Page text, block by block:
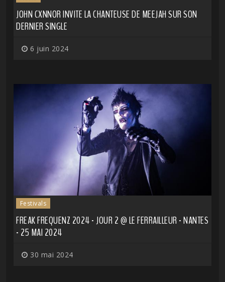
JOHN CXNNOR INVITE LA CHANTEUSE DE MEEJAH SUR SON
DERNIER SINGLE
6 juin 2024
Festivals
FREAK FREQUENZ 2024 - JOUR 2 @ LE FERRAILLEUR - NANTES
- 25 MAI 2024
30 mai 2024